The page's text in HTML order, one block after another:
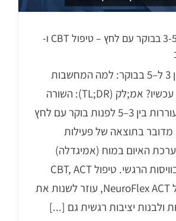
התעוררות בין 3-5 בבוקר עם לחץ – טיפול CBT ו-
הכי גרוע זה בין 3 ל–5 בבוקר: למה המחשבות
תוקפות דווקא עכשיו? אמ;לק (TL;DR): השורה
התחתונה התעוררות בין 3–5 לפנות בוקר עם לחץ
בתוצאה של פעילות
האיום במוח (אמיגדלה)
וירידה זמנית בוויסות הרגשי. טיפול CBT, ACT
בפריימוורק של NeuroFlex ACT, עוזר לשנות את
ולבנות יציבות רגשית גם [...]